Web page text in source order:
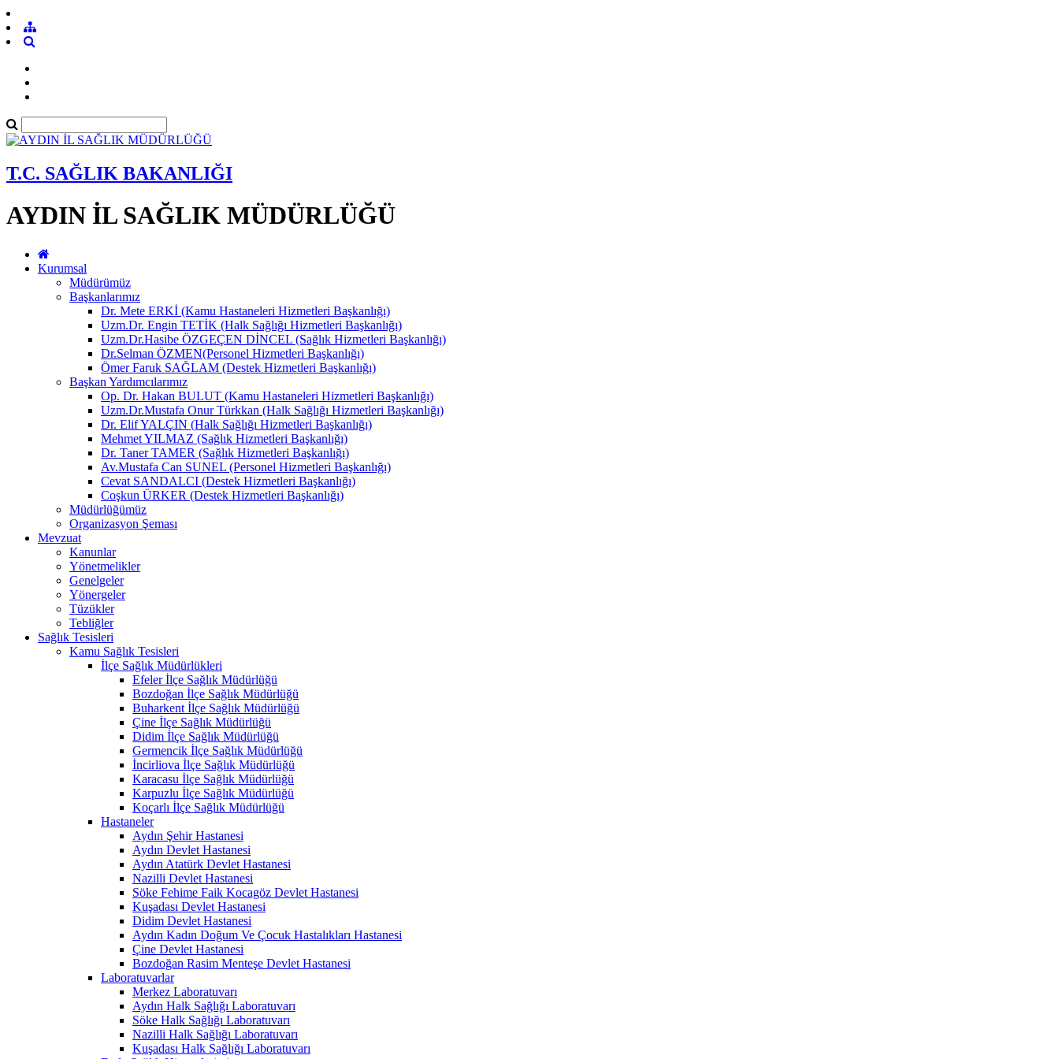
T.C. SAĞLIK BAKANLIĞI
AYDIN İL SAĞLIK MÜDÜRLÜĞÜ
Kurumsal
Müdürümüz
Başkanlarımız
Dr. Mete ERKİ (Kamu Hastaneleri Hizmetleri Başkanlığı)
Uzm.Dr. Engin TETİK (Halk Sağlığı Hizmetleri Başkanlığı)
Uzm.Dr.Hasibe ÖZGEÇEN DİNCEL (Sağlık Hizmetleri Başkanlığı)
Dr.Selman ÖZMEN(Personel Hizmetleri Başkanlığı)
Ömer Faruk SAĞLAM (Destek Hizmetleri Başkanlığı)
Başkan Yardımcılarımız
Op. Dr. Hakan BULUT (Kamu Hastaneleri Hizmetleri Başkanlığı)
Uzm.Dr.Mustafa Onur Türkkan (Halk Sağlığı Hizmetleri Başkanlığı)
Dr. Elif YALÇIN (Halk Sağlığı Hizmetleri Başkanlığı)
Mehmet YILMAZ (Sağlık Hizmetleri Başkanlığı)
Dr. Taner TAMER (Sağlık Hizmetleri Başkanlığı)
Av.Mustafa Can SUNEL (Personel Hizmetleri Başkanlığı)
Cevat SANDALCI (Destek Hizmetleri Başkanlığı)
Coşkun ÜRKER (Destek Hizmetleri Başkanlığı)
Müdürlüğümüz
Organizasyon Şeması
Mevzuat
Kanunlar
Yönetmelikler
Genelgeler
Yönergeler
Tüzükler
Tebliğler
Sağlık Tesisleri
Kamu Sağlık Tesisleri
İlçe Sağlık Müdürlükleri
Efeler İlçe Sağlık Müdürlüğü
Bozdoğan İlçe Sağlık Müdürlüğü
Buharkent İlçe Sağlık Müdürlüğü
Çine İlçe Sağlık Müdürlüğü
Didim İlçe Sağlık Müdürlüğü
Germencik İlçe Sağlık Müdürlüğü
İncirliova İlçe Sağlık Müdürlüğü
Karacasu İlçe Sağlık Müdürlüğü
Karpuzlu İlçe Sağlık Müdürlüğü
Koçarlı İlçe Sağlık Müdürlüğü
Hastaneler
Aydın Şehir Hastanesi
Aydın Devlet Hastanesi
Aydın Atatürk Devlet Hastanesi
Nazilli Devlet Hastanesi
Söke Fehime Faik Kocagöz Devlet Hastanesi
Kuşadası Devlet Hastanesi
Didim Devlet Hastanesi
Aydın Kadın Doğum Ve Çocuk Hastalıkları Hastanesi
Çine Devlet Hastanesi
Bozdoğan Rasim Menteşe Devlet Hastanesi
Laboratuvarlar
Merkez Laboratuvarı
Aydın Halk Sağlığı Laboratuvarı
Söke Halk Sağlığı Laboratuvarı
Nazilli Halk Sağlığı Laboratuvarı
Kuşadası Halk Sağlığı Laboratuvarı